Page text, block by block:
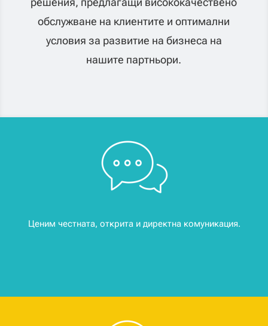
обслужване на клиентите и оптимални
условия за развитие на бизнеса на
нашите партньори.
Ценим честната, открита и директна комуникация.